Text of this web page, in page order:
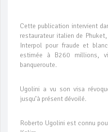
Cette publication intervient
restaurateur italien de
Interpol pour fraude et
estimée à B260 millions,
banqueroute.
Ugolini a vu son visa
jusqu’à présent dévoilé.
Roberto Ugolini est connu